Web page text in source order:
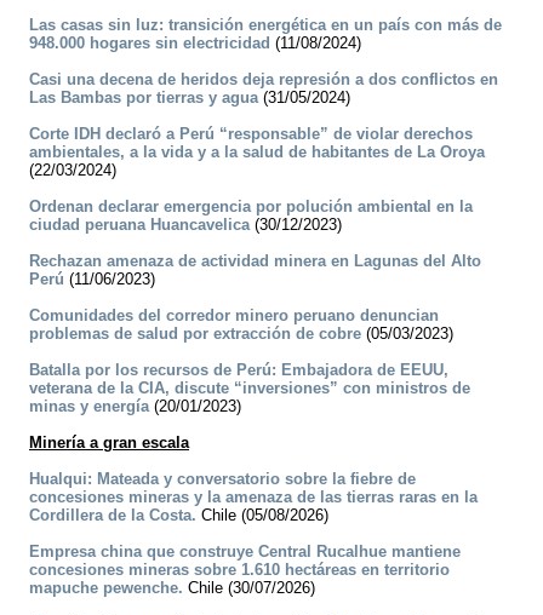
Las casas sin luz: transición energética en un país con más de
948.000 hogares sin electricidad (11/08/2024)
Casi una decena de heridos deja represión a dos conflictos en
Las Bambas por tierras y agua(31/05/2024)
Corte IDH declaró a Perú “responsable” de violar derechos
ambientales, a la vida y a la salud de habitantes de La Oroya
(22/03/2024)
Ordenan declarar emergencia por polución ambiental en la
ciudad peruana Huancavelica(30/12/2023)
Rechazan amenaza de actividad minera en Lagunas del Alto
Perú (11/06/2023)
Comunidades del corredor minero peruano denuncian
problemas de salud por extracción de cobre (05/03/2023)
Batalla por los recursos de Perú: Embajadora de EEUU,
veterana de la CIA, discute “inversiones” con ministros de
minas y energía(20/01/2023)
Minería a gran escala
Hualqui: Mateada y conversatorio sobre la fiebre de
concesiones mineras y la amenaza de las tierras raras en la
Cordillera de la Costa. Chile (05/08/2026)
Empresa china que construye Central Rucalhue mantiene
concesiones mineras sobre 1.610 hectáreas en territorio
mapuche pewenche. Chile (30/07/2026)